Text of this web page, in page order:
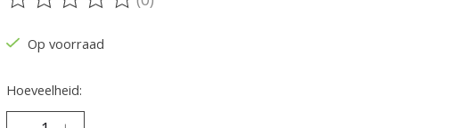
De beoordeling van dit product is
Op voorraad
Hoeveelheid: